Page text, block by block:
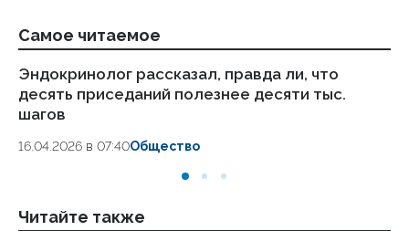
Самое читаемое
Эндокринолог рассказал, правда ли, что
десять приседаний полезнее десяти тыс.
шагов
16.04.2026 в 07:40Общество
Читайте также